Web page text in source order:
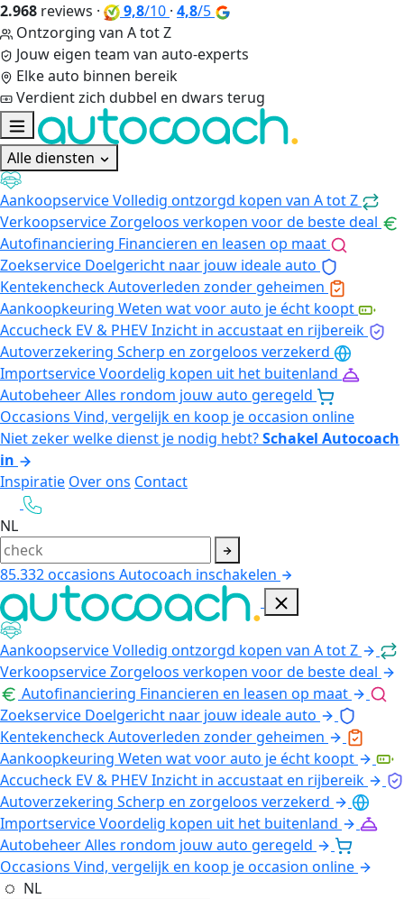
2.968 reviews · 9,8/10 · 4,8/5
Ontzorging van A tot Z
Jouw eigen team van auto-experts
Elke auto binnen bereik
Verdient zich dubbel en dwars terug
Alle diensten
AankoopserviceVolledig ontzorgd kopen van A tot Z
VerkoopserviceZorgeloos verkopen voor de beste deal
Autofinanciering Financieren en leasen op maat
Zoekservice Doelgericht naar jouw ideale auto
KentekencheckAutoverleden zonder geheimen
Aankoopkeuring Weten wat voor auto je écht koopt
Accucheck EV & PHEVInzicht in accustaat en rijbereik
Autoverzekering Scherp en zorgeloos verzekerd
ImportserviceVoordelig kopen uit het buitenland
AutobeheerAlles rondom jouw auto geregeld
Occasions Vind, vergelijk en koop je occasion online
Niet zeker welke dienst je nodig hebt?Schakel Autocoach
in
Inspiratie Over ons Contact
NL
85.332occasions Autocoach inschakelen
AankoopserviceVolledig ontzorgd kopen van A tot Z
VerkoopserviceZorgeloos verkopen voor de beste deal
Autofinanciering Financieren en leasen op maat
Zoekservice Doelgericht naar jouw ideale auto
KentekencheckAutoverleden zonder geheimen
Aankoopkeuring Weten wat voor auto je écht koopt
Accucheck EV & PHEVInzicht in accustaat en rijbereik
Autoverzekering Scherp en zorgeloos verzekerd
ImportserviceVoordelig kopen uit het buitenland
AutobeheerAlles rondom jouw auto geregeld
Occasions Vind, vergelijk en koop je occasion online
NL